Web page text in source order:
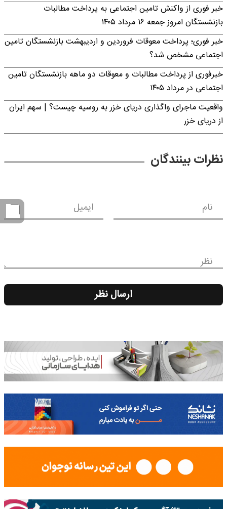
خبر فوری از واکنش تامین اجتماعی به پرداخت مطالبات
بازنشستگان امروز جمعه ۱۶ مرداد ۱۴۰۵
خبر فوری؛ پرداخت معوقات فروردین و اردیبهشت بازنشستگان تامین
اجتماعی مشخص شد؟
خبرفوری از پرداخت مطالبات و معوقات دو ماهه بازنشستگان تامین
اجتماعی در مرداد ۱۴۰۵
واقعیت ماجرای واگذاری دریای خزر به روسیه چیست؟ | سهم ایران
از دریای خزر
نظرات بینندگان
نام ایمیل
نظر
ارسال نظر